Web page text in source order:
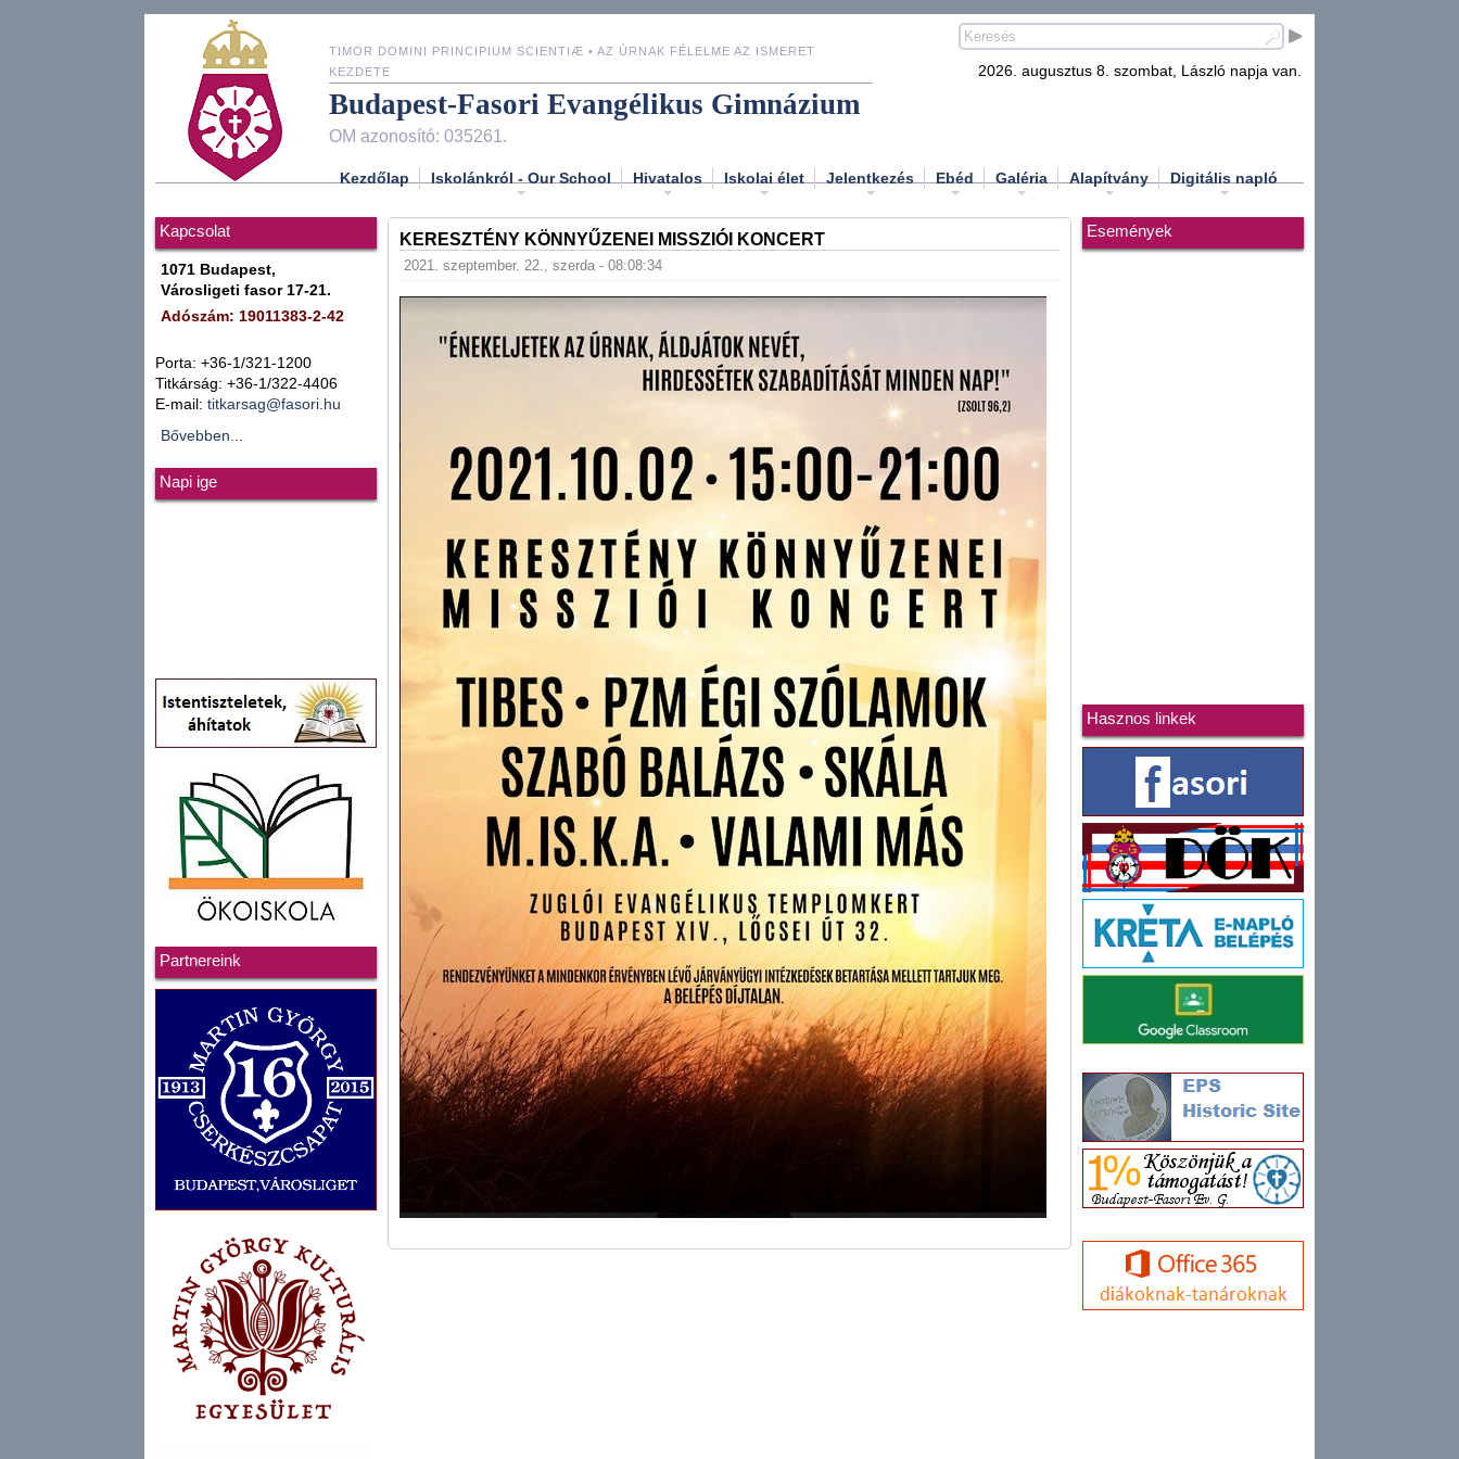
TIMOR DOMINI PRINCIPIUM SCIENTIÆ • AZ ÚRNAK FÉLELME AZ ISMERET
KEZDETE
Budapest-Fasori Evangélikus Gimnázium
OM azonosító: 035261.
2026. augusztus 8. szombat, László napja van.
Kezdőlap Iskolánkról - Our School Hivatalos Iskolai élet Jelentkezés Ebéd Galéria Alapítvány Digitális napló
Kapcsolat
1071 Budapest,
Városligeti fasor 17-21.
Adószám: 19011383-2-42
Porta: +36-1/321-1200
Titkárság: +36-1/322-4406
E-mail: titkarsag@fasori.hu
Bővebben...
Napi ige
Partnereink
KERESZTÉNY KÖNNYŰZENEI MISSZIÓI KONCERT
2021. szeptember. 22., szerda - 08:08:34
Események
Hasznos linkek